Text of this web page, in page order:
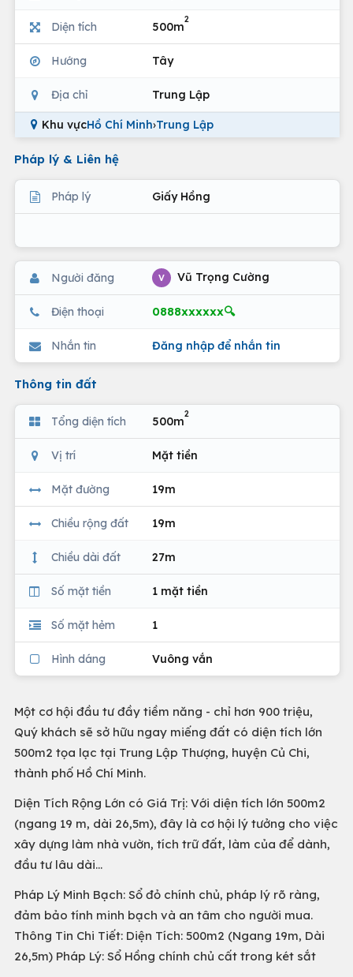
Diện tích 500m
2
Hướng Tây
Địa chỉ Trung Lập
Khu vựcHồ Chí Minh›Trung Lập
Pháp lý & Liên hệ
Pháp lý Giấy Hồng
Người đăng V Vũ Trọng Cường
Điện thoại 0888xxxxxx🔍
Nhắn tin Đăng nhập để nhắn tin
Thông tin đất
Tổng diện tích 500m
2
Vị trí Mặt tiền
Mặt đường 19m
Chiều rộng đất 19m
Chiều dài đất 27m
Số mặt tiền 1 mặt tiền
Số mặt hẻm 1
Hình dáng Vuông vắn
Một cơ hội đầu tư đầy tiềm năng - chỉ hơn 900 triệu,
Quý khách sẽ sở hữu ngay miếng đất có diện tích lớn
500m2 tọa lạc tại Trung Lập Thượng, huyện Củ Chi,
thành phố Hồ Chí Minh.
Diện Tích Rộng Lớn có Giá Trị: Với diện tích lớn 500m2
(ngang 19 m, dài 26,5m), đây là cơ hội lý tưởng cho việc
xây dựng làm nhà vườn, tích trữ đất, làm của để dành,
đầu tư lâu dài...
Pháp Lý Minh Bạch: Sổ đỏ chính chủ, pháp lý rõ ràng,
đảm bảo tính minh bạch và an tâm cho người mua.
Thông Tin Chi Tiết: Diện Tích: 500m2 (Ngang 19m, Dài
26,5m) Pháp Lý: Sổ Hồng chính chủ cất trong két sắt